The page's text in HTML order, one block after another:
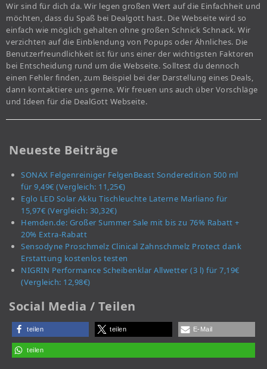
Wir sind für dich da. Wir legen großen Wert auf die Einfachheit und
möchten, dass du Spaß bei Dealgott hast. Die Webseite wird so
einfach wie möglich gehalten ohne großen Schnick Schnack. Wir
verzichten auf die Einblendung von Popups oder Ähnliches. Die
Benutzerfreundlichkeit ist für uns einer der wichtigsten Faktoren
bei Entscheidung rund um die Webseite. Solltest du dennoch
einen Fehler finden, zum Beispiel bei der Darstellung eines Deals,
dann kontaktiere uns gerne. Wir freuen uns auch über Vorschläge
und Ideen für die DealGott Webseite.
Neueste Beiträge
SONAX Felgenreiniger FelgenBeast Sonderedition 500 ml
für 9,49€ (Vergleich: 11,25€)
Eglo LED Solar Akku Tischleuchte Laterne Marliano für
15,97€ (Vergleich: 30,32€)
Hemden.de: Großer Summer Sale mit bis zu 76% Rabatt +
20% Extra-Rabatt
Sensodyne Proschmelz Clinical Zahnschmelz Protect dank
Erstattung kostenlos testen
NIGRIN Performance Scheibenklar Allwetter (3 l) für 7,19€
(Vergleich: 12,98€)
Social Media / Teilen
teilen teilen E-Mail
teilen